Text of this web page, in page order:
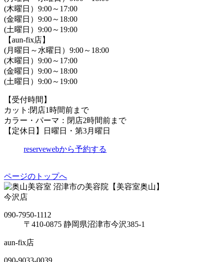
(木曜日）9:00～17:00
(金曜日）9:00～18:00
(土曜日）9:00～19:00
【aun-fix店】
(月曜日～水曜日）9:00～18:00
(木曜日）9:00～17:00
(金曜日）9:00～18:00
(土曜日）9:00～19:00
【受付時間】
カット:閉店1時間前まで
カラー・パーマ：閉店2時間前まで
【定休日】日曜日・第3月曜日
reservewebから予約する
ページのトップへ
沼津市の美容院【美容室奥山】
今沢店
090-7950-1112
〒410-0875 静岡県沼津市今沢385-1
aun-fix店